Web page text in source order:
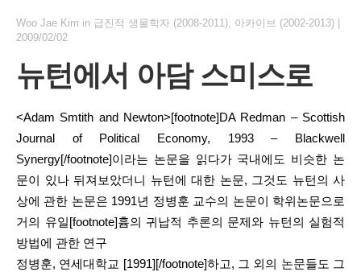
Woo Jae Kim in 급진적 생물학자 (2008-2011), 아카이브 (2002-2013)
2009/02/02
뉴턴에서 아담 스미스로
<Adam Smtith and Newton>[footnote]DA Redman – Scottish
Journal of Political Economy, 1993 – Blackwell
Synergy[/footnote]이라는 논문을 읽다가 국내에도 비슷한 논
문이 있나 뒤져보았더니 뉴턴에 대한 논문, 그것도 뉴턴의 사
상에 관한 논문은 1991년 정병훈 교수의 논문이 학위논문으로
거의 유일[footnote]흄의 귀납적 추론의 문제와 뉴턴의 실험적
방법에 관한 연구
정병훈, 연세대학교 [1991][/footnote]하고, 그 외의 논문들도 그